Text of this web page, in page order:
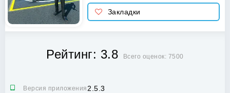
Закладки
Рейтинг: 3.8 Всего оценок: 7500
Версия приложения:2.5.3